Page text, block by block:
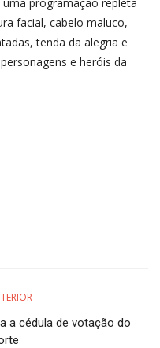
facial, cabelo maluco,
tenda da alegria e
e heróis da
a cédula de votação do